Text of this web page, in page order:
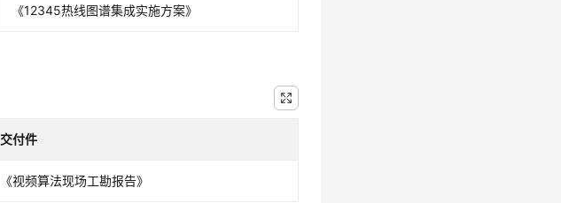
《12345热线图谱集成实施方案》
交付件
《视频算法现场工勘报告》